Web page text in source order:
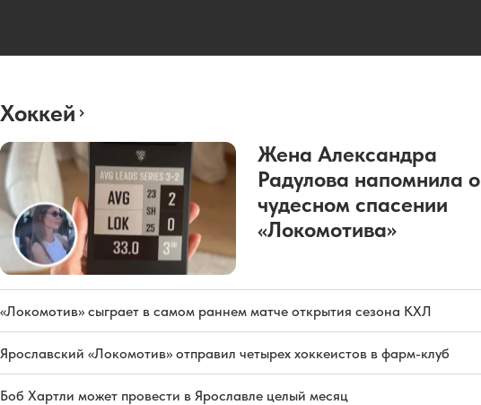
Хоккей
Жена Александра
Радулова напомнила о
чудесном спасении
«Локомотива»
«Локомотив» сыграет в самом раннем матче открытия сезона КХЛ
Ярославский «Локомотив» отправил четырех хоккеистов в фарм-клуб
Боб Хартли может провести в Ярославле целый месяц